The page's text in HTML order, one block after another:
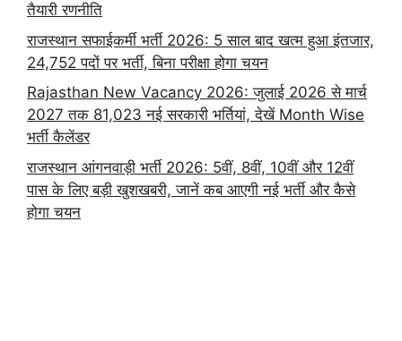
तैयारी रणनीति
राजस्थान सफाईकर्मी भर्ती 2026: 5 साल बाद खत्म हुआ इंतजार,
24,752 पदों पर भर्ती, बिना परीक्षा होगा चयन
Rajasthan New Vacancy 2026: जुलाई 2026 से मार्च
2027 तक 81,023 नई सरकारी भर्तियां, देखें Month Wise
भर्ती कैलेंडर
राजस्थान आंगनवाड़ी भर्ती 2026: 5वीं, 8वीं, 10वीं और 12वीं
पास के लिए बड़ी खुशखबरी, जानें कब आएगी नई भर्ती और कैसे
होगा चयन